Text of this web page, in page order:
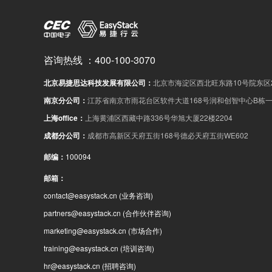
咨询热线 ： 400-100-3070
北京易捷思达科技发展有限公司 ： 北京市海淀区西北旺东路10号院东
南京分公司 ： 江苏省南京市雨花台区软件大道168号润和创智中心B栋
上海office ： 上海黄浦区西藏中路336号华旭大厦22楼2204
成都分公司 ： 成都市高新区天府五街168号德必天府五街WE602
邮编 ： 100094
邮箱 ：
contact@easystack.cn (业务咨询)
partners@easystack.cn (合作伙伴咨询)
marketing@easystack.cn (市场合作)
training@easystack.cn (培训咨询)
hr@easystack.cn (招聘咨询)